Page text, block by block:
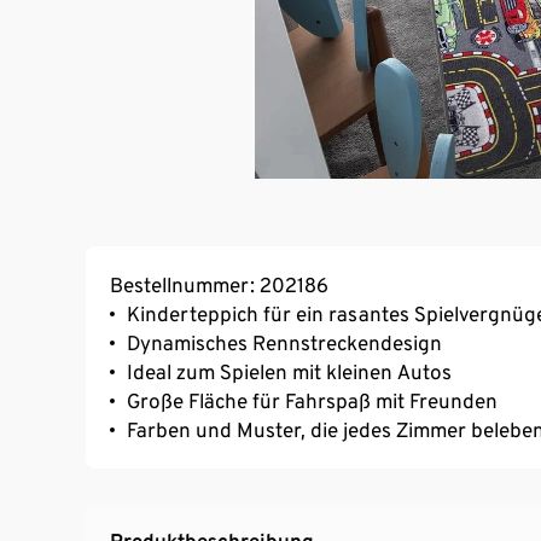
Bestellnummer: 202186
Kinderteppich für ein rasantes
Dynamisches Rennstreckendesign
Ideal zum Spielen mit kleinen Autos
Große Fläche für Fahrspaß mit Freunden
Farben und Muster, die jedes Zimmer